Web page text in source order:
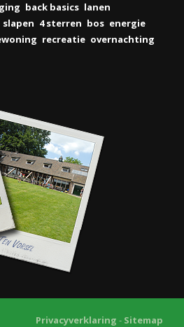
back basics lanen
slapen 4 sterren bos energie
recreatie overnachting
Privacyverklaring - Sitemap